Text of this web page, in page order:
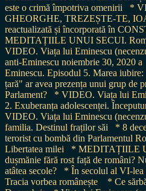
este o crimă împotriva omenirii
*
GHEORGHE, TREZEȘTE-TE,
reactualizată și încorporată în
MEDITAȚIILE UNUI SECUI.
VIDEO. Viața lui Eminescu
anti-Eminescu noiembrie 30, 2020 a
Eminescu. Episodul 5. Marea
țară" ar avea prezența unui grup de
Parlament?
* VIDEO. Viața lui
2. Exuberanța adolescenței.
VIDEO. Viața lui Eminescu
familia. Destinul fraților săi
* 8
terorist cu bombă din Parlamentul
Libertatea milei
* MEDITAȚIILE
dușmănie fără rost față de români?
atâtea secole?
* În secolul al VI-lea
Tracia vorbea românește
* Ce